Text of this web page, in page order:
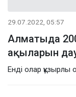
29.07.2022, 05:57
Алматыда
ақыларын
Енді олар құзырлы